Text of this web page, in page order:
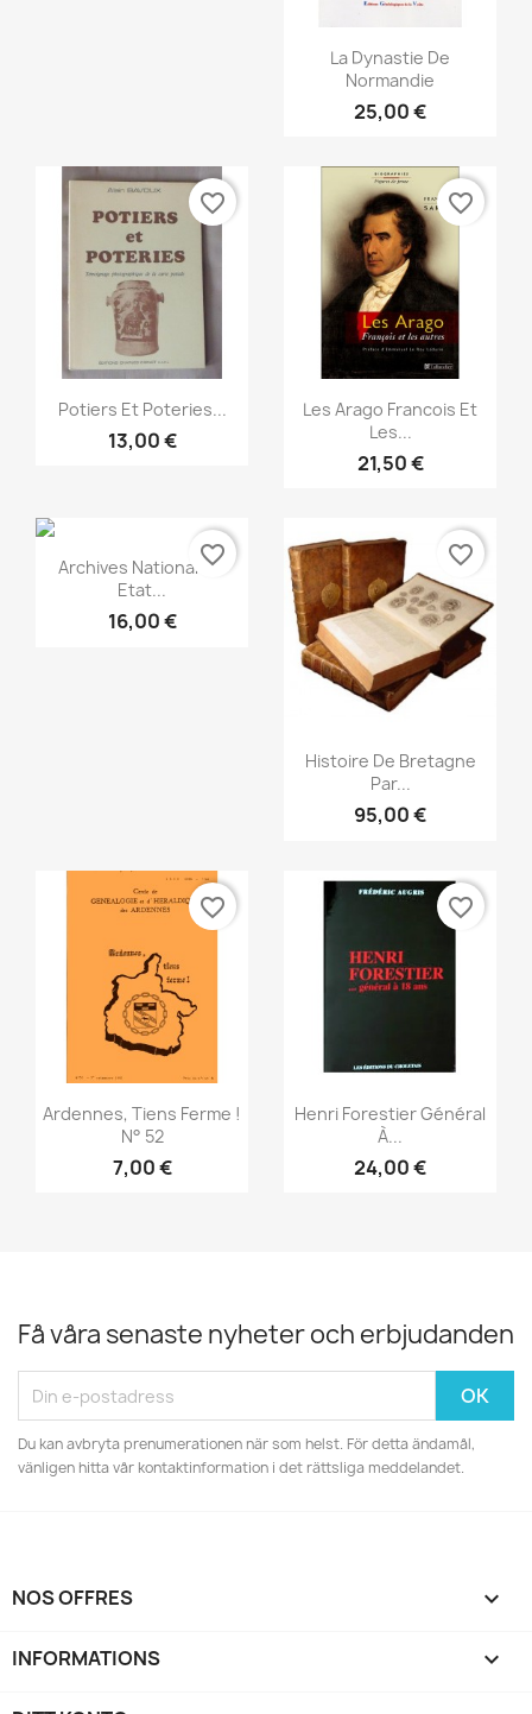
Snabbvy
La Dynastie De
Normandie
25,00 €
Snabbvy
Potiers Et Poteries...
13,00 €
favorite_border
Snabbvy
Les Arago Francois Et
Les...
21,50 €
favorite_border
Snabbvy
Archives Nationales :
Etat...
16,00 €
favorite_border
Snabbvy
Histoire De Bretagne
Par...
95,00 €
favorite_border
Snabbvy
Ardennes, Tiens Ferme !
N° 52
7,00 €
favorite_border
Snabbvy
Henri Forestier Général
À...
24,00 €
favorite_border
Få våra senaste nyheter och erbjudanden
Du kan avbryta prenumerationen när som helst. För detta ändamål,
vänligen hitta vår kontaktinformation i det rättsliga meddelandet.
NOS OFFRES 
INFORMATIONS 